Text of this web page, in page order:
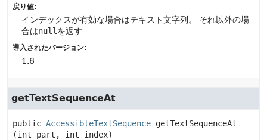
戻り値:
インデックスが有効な場合はテキスト文字列。
それ以外の場
合はnull を返す
導入されたバージョン:
1.6
getTextSequenceAt
public AccessibleTextSequence getTextSequenceAt
(int part, int index)